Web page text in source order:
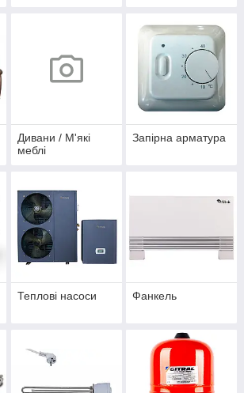
Дивани / М'які
меблі
Запірна арматура
Теплові насоси Фанкель